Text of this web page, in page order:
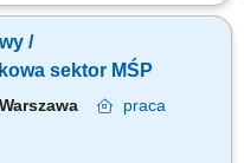
z nimi długofalowych relacji.
bankowych, w tym funduszy
indywidualnych i firm z
/
sektor MŚP
Warszawa
praca